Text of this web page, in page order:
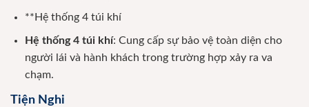
**Hệ thống 4 túi khí
Hệ thống 4 túi khí: Cung cấp sự bảo vệ toàn diện cho
người lái và hành khách trong trường hợp xảy ra va
chạm.
Tiện Nghi